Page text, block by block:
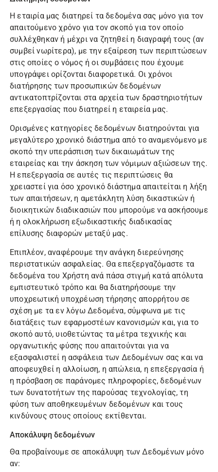
Η εταιρία μας διατηρεί τα δεδομένα σας μόνο για τον
απαιτούμενο χρόνο για τον σκοπό για τον οποίο
συλλέχθηκαν ή μέχρι να ζητηθεί η διαγραφή τους (αν
συμβεί νωρίτερα), με την εξαίρεση των περιπτώσεων
στις οποίες ο νόμος ή οι συμβάσεις που έχουμε
υπογράψει ορίζονται διαφορετικά. Οι χρόνοι
διατήρησης των προσωπικών δεδομένων
αντικατοπτρίζονται στα αρχεία των δραστηριοτήτων
επεξεργασίας που διατηρεί η εταιρεία μας.
Ορισμένες κατηγορίες δεδομένων διατηρούνται για
μεγαλύτερο χρονικό διάστημα από το αναμενόμενο με
σκοπό την υπεράσπιση των δικαιωμάτων της
εταιρείας και την άσκηση των νόμιμων αξιώσεων της.
Η επεξεργασία σε αυτές τις περιπτώσεις θα
χρειαστεί για όσο χρονικό διάστημα απαιτείται η λήξη
των απαιτήσεων, η αμετάκλητη λύση δικαστικών ή
διοικητικών διαδικασιών που μπορούμε να ασκήσουμε
ή η ολοκλήρωση εξωδικαστικής διαδικασίας
επίλυσης διαφορών μεταξύ μας.
Επιπλέον, αναφέρουμε την ανάγκη διερεύνησης
περιστατικών ασφαλείας. Θα επεξεργαζόμαστε τα
δεδομένα του Χρήστη ανά πάσα στιγμή κατά απόλυτα
εμπιστευτικό τρόπο και θα διατηρήσουμε την
υποχρεωτική υποχρέωση τήρησης απορρήτου σε
σχέση με τα εν λόγω Δεδομένα, σύμφωνα με τις
διατάξεις των εφαρμοστέων κανονισμών και, για το
σκοπό αυτό, υιοθετώντας τα μέτρα τεχνικής και
οργανωτικής φύσης που απαιτούνται για να
εξασφαλιστεί η ασφάλεια των Δεδομένων σας και να
αποφευχθεί η αλλοίωση, η απώλεια, η επεξεργασία ή
η πρόσβαση σε παράνομες πληροφορίες, δεδομένων
των δυνατοτήτων της παρούσας τεχνολογίας, τη
φύση των αποθηκευμένων δεδομένων και τους
κινδύνους στους οποίους εκτίθενται.
Αποκάλυψη δεδομένων
Θα προβαίνουμε σε αποκάλυψη των Δεδομένων μόνο
αν: